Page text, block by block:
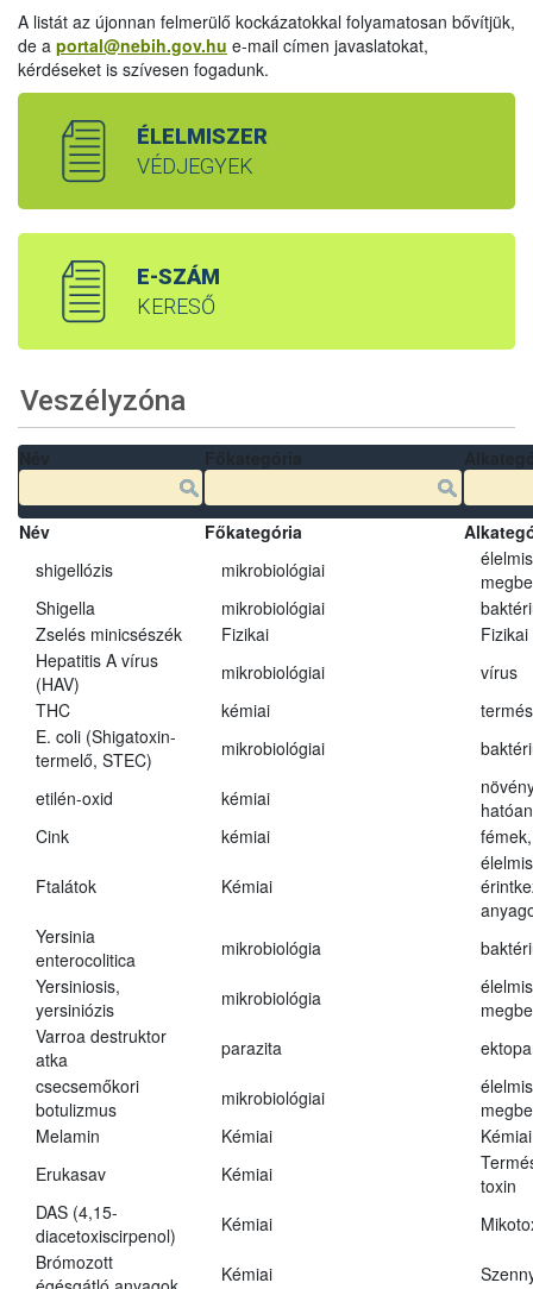
A listát az újonnan felmerülő kockázatokkal folyamatosan bővítjük,
de a portal@nebih.gov.hu e-mail címen javaslatokat,
kérdéseket is szívesen fogadunk.
ÉLELMISZER
VÉDJEGYEK
E-SZÁM
KERESŐ
Veszélyzóna
Név Főkategória
shigellózis
mikrobiológiai
Shigella
mikrobiológiai
Zselés minicsészék
Fizikai
Fizikai
Hepatitis A vírus
(HAV)
mikrobiológiai
vírus
THC
kémiai
E. coli (Shigatoxin-
termelő, STEC)
mikrobiológiai
etilén-oxid kémiai
Cink
kémiai
Ftalátok Kémiai
Yersinia
enterocolitica
mikrobiológia
Yersiniosis,
yersiniózis
mikrobiológia
Varroa destruktor
atka
parazita
csecsemőkori
botulizmus
mikrobiológiai
Melamin
Kémiai
Kémiai
Erukasav
Kémiai
toxin
DAS (4,15-
diacetoxiscirpenol)
Kémiai
Brómozott
Kémiai